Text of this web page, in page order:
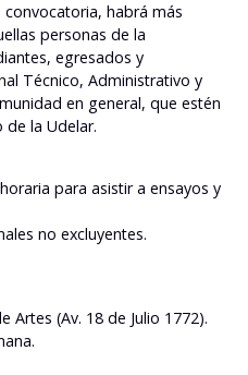
habrá más
personas de la
egresados y
Técnico, Administrativo y
en general, que estén
de la Udelar.
para asistir a ensayos y
no excluyentes.
Artes (Av. 18 de Julio 1772).